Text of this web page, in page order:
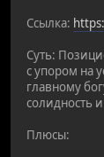
Ссылка:
Суть:
с упором на
главному
солидность
Плюсы: